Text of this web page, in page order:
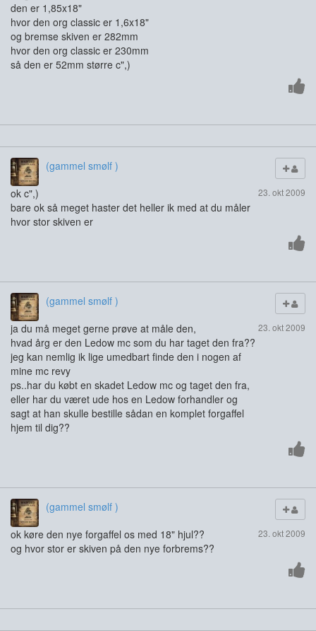
den er 1,85x18"
hvor den org classic er 1,6x18"
og bremse skiven er 282mm
hvor den org classic er 230mm
så den er 52mm større c",)
(gammel smølf )
23. okt 2009
ok c",)
bare ok så meget haster det heller ik med at du måler
hvor stor skiven er
(gammel smølf )
23. okt 2009
ja du må meget gerne prøve at måle den,
hvad årg er den Ledow mc som du har taget den fra??
jeg kan nemlig ik lige umedbart finde den i nogen af
mine mc revy
ps..har du købt en skadet Ledow mc og taget den fra,
eller har du været ude hos en Ledow forhandler og
sagt at han skulle bestille sådan en komplet forgaffel
hjem til dig??
(gammel smølf )
23. okt 2009
ok køre den nye forgaffel os med 18" hjul??
og hvor stor er skiven på den nye forbrems??